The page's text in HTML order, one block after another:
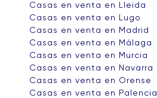
Casas en venta en Lleida
Casas en venta en Lugo
Casas en venta en Madrid
Casas en venta en Málaga
Casas en venta en Murcia
Casas en venta en Navarra
Casas en venta en Orense
Casas en venta en Palencia